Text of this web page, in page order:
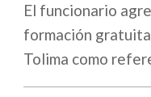
El funcionario
formación
Tolima como